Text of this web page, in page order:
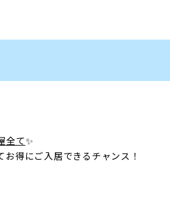
全て✨
得にご入居できるチャンス！